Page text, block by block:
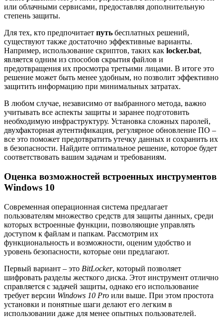
или облачными сервисами, предоставляя дополнительную
степень защиты.
Для тех, кто предпочитает путь бесплатных решений,
существуют также достаточно эффективные варианты.
Например, использование скриптов, таких как locker.bat,
является одним из способов скрытия файлов и
предотвращения их просмотра третьими лицами. В итоге это
решение может быть менее удобным, но позволит эффективно
защитить информацию при минимальных затратах.
В любом случае, независимо от выбранного метода, важно
учитывать все аспекты защиты и заранее подготовить
необходимую инфраструктуру. Установка сложных паролей,
двухфакторная аутентификация, регулярное обновление ПО –
все это поможет предотвратить утечку данных и сохранить их
в безопасности. Найдите оптимальное решение, которое будет
соответствовать вашим задачам и требованиям.
Оценка возможностей встроенных инструментов
Windows 10
Современная операционная система предлагает
пользователям множество средств для защиты данных, среди
которых встроенные функции, позволяющие управлять
доступом к файлам и папкам. Рассмотрим их
функциональность и возможности, оценим удобство и
уровень безопасности, которые они предлагают.
Первый вариант – это BitLocker, который позволяет
шифровать разделы жесткого диска. Этот инструмент отлично
справляется с задачей защиты, однако его использование
требует версии Windows 10 Pro или выше. При этом простота
установки и понятные шаги делают его легким в
использовании даже для менее опытных пользователей.